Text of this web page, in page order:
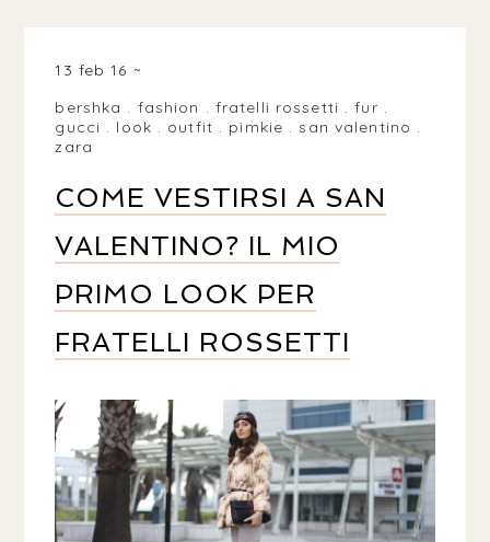
13 feb 16
bershka . fashion . fratelli rossetti .fur .
gucci . look . outfit . pimkie .san valentino .
zara
COME VESTIRSI A SAN
VALENTINO? IL MIO
PRIMO LOOK PER
FRATELLI ROSSETTI